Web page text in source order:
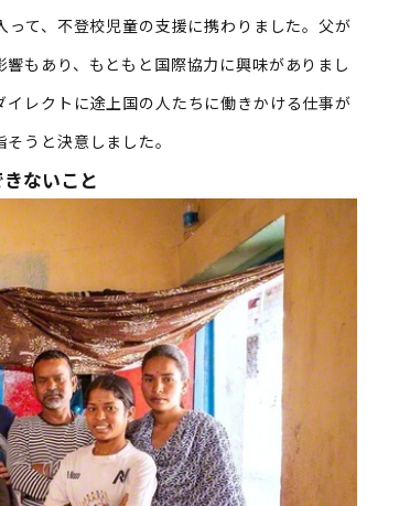
て、不登校児童の支援に携わりました。父が
もあり、もともと国際協力に興味がありまし
レクトに途上国の人たちに働きかける仕事が
うと決意しました。
ないこと